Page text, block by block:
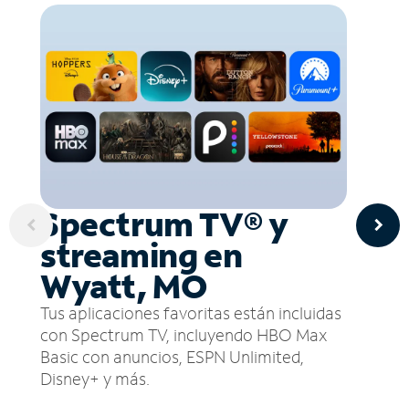
Spectrum TV® y
streaming en
Wyatt, MO
Tus aplicaciones favoritas están incluidas
con Spectrum TV, incluyendo HBO Max
Basic con anuncios, ESPN Unlimited,
Disney+ y más.